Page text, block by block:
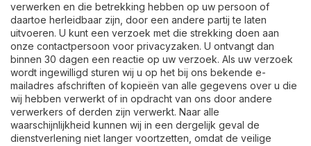
verwerken en die betrekking hebben op uw persoon of
daartoe herleidbaar zijn, door een andere partij te laten
uitvoeren. U kunt een verzoek met die strekking doen aan
onze contactpersoon voor privacyzaken. U ontvangt dan
binnen 30 dagen een reactie op uw verzoek. Als uw verzoek
wordt ingewilligd sturen wij u op het bij ons bekende e-
mailadres afschriften of kopieën van alle gegevens over u die
wij hebben verwerkt of in opdracht van ons door andere
verwerkers of derden zijn verwerkt. Naar alle
waarschijnlijkheid kunnen wij in een dergelijk geval de
dienstverlening niet langer voortzetten, omdat de veilige